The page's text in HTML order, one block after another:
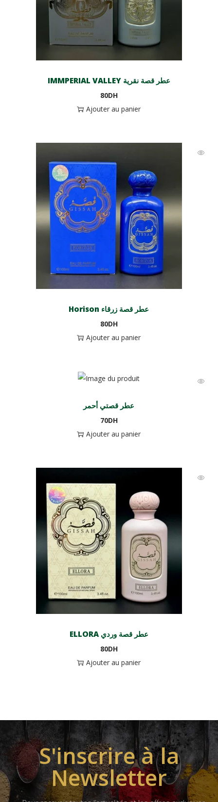
IMMPERIAL VALLEY عطر قصة نقرية
80DH
Ajouter au panier
Horison عطر قصة زرقاء
80DH
Ajouter au panier
عطر قصتي أحمر
70DH
Ajouter au panier
ELLORA عطر قصة وردي
80DH
Ajouter au panier
S'inscrire à la
Newsletter